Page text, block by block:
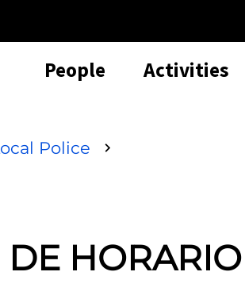
People Activities
Police
HORARIO